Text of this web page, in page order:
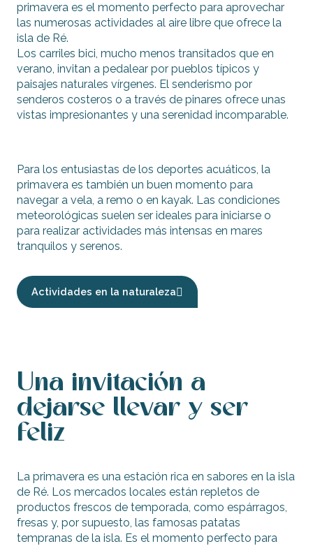
primavera es el momento perfecto para aprovechar
las numerosas actividades al aire libre que ofrece la
isla de Ré.
Los carriles bici, mucho menos transitados que en
verano, invitan a pedalear por pueblos típicos y
paisajes naturales vírgenes. El senderismo por
senderos costeros o a través de pinares ofrece unas
vistas impresionantes y una serenidad incomparable.
Para los entusiastas de los deportes acuáticos, la
primavera es también un buen momento para
navegar a vela, a remo o en kayak. Las condiciones
meteorológicas suelen ser ideales para iniciarse o
para realizar actividades más intensas en mares
tranquilos y serenos.
Actividades en la naturaleza
Una invitación a
dejarse llevar y ser
feliz
La primavera es una estación rica en sabores en la isla
de Ré. Los mercados locales están repletos de
productos frescos de temporada, como espárragos,
fresas y, por supuesto, las famosas patatas
tempranas de la isla. Es el momento perfecto para